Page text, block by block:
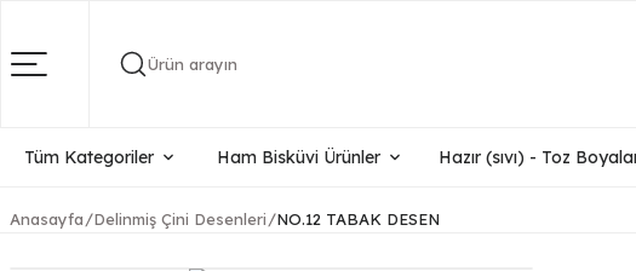
Ürün arayın
Tüm Kategoriler Ham Bisküvi Ürünler Hazır (sıvı) - Toz
Anasayfa Delinmiş Çini Desenleri NO.12 TABAK DESEN